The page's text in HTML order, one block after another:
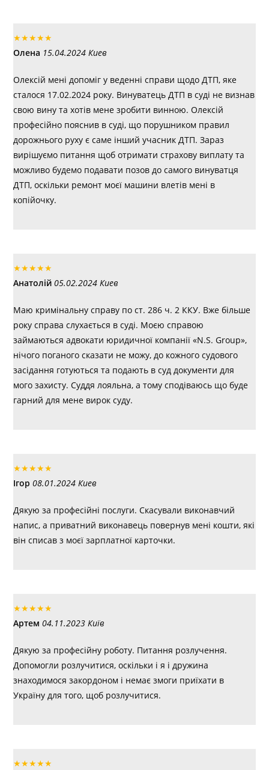
★★★★★
Олена 15.04.2024 Киев
Олексій мені допоміг у веденні справи щодо ДТП, яке
сталося 17.02.2024 року. Винуватець ДТП в суді не визнав
свою вину та хотів мене зробити винною. Олексій
професійно пояснив в суді, що порушником правил
дорожнього руху є саме інший учасник ДТП. Зараз
вирішуємо питання щоб отримати страхову виплату та
можливо будемо подавати позов до самого винуватця
ДТП, оскільки ремонт моєї машини влетів мені в
копійочку.
★★★★★
Анатолій 05.02.2024 Киев
Маю кримінальну справу по ст. 286 ч. 2 ККУ. Вже більше
року справа слухається в суді. Моєю справою
займаються адвокати юридичної компанії «N.S. Group»,
нічого поганого сказати не можу, до кожного судового
засідання готуються та подають в суд документи для
мого захисту. Суддя лояльна, а тому сподіваюсь що буде
гарний для мене вирок суду.
★★★★★
Ігор 08.01.2024 Киев
Дякую за професійні послуги. Скасували виконавчий
напис, а приватний виконавець повернув мені кошти, які
він списав з моєї зарплатної карточки.
★★★★★
Артем 04.11.2023 Київ
Дякую за професійну роботу. Питання розлучення.
Допомогли розлучитися, оскільки і я і дружина
знаходимося закордоном і немає змоги приїхати в
Україну для того, щоб розлучитися.
★★★★★